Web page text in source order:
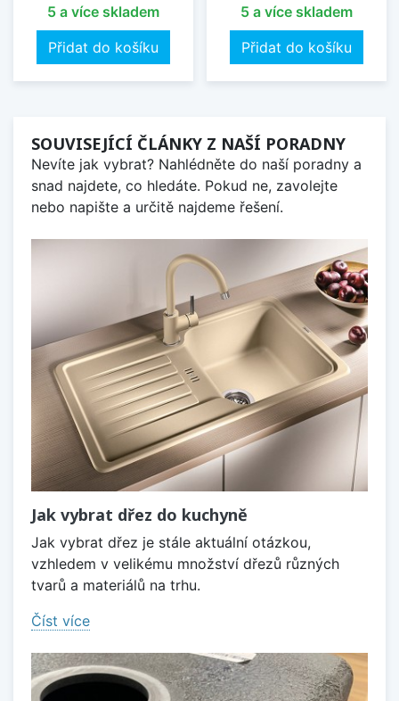
5 a více skladem
Přidat do košíku
5 a více skladem
Přidat do košíku
SOUVISEJÍCÍ ČLÁNKY Z NAŠÍ PORADNY
Nevíte jak vybrat? Nahlédněte do naší poradny a
snad najdete, co hledáte. Pokud ne, zavolejte
nebo napište a určitě najdeme řešení.
Jak vybrat dřez do kuchyně
Jak vybrat dřez je stále aktuální otázkou,
vzhledem v velikému množství dřezů různých
tvarů a materiálů na trhu.
Číst více